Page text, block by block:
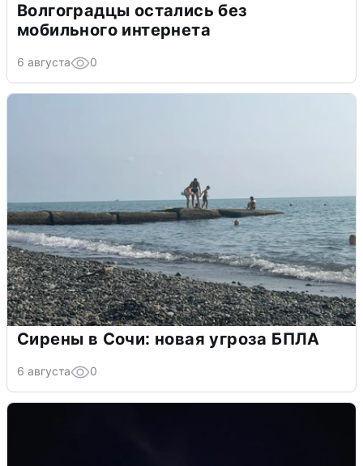
Волгоградцы остались без
мобильного интернета
6 августа 0
Сирены в Сочи: новая угроза БПЛА
6 августа 0